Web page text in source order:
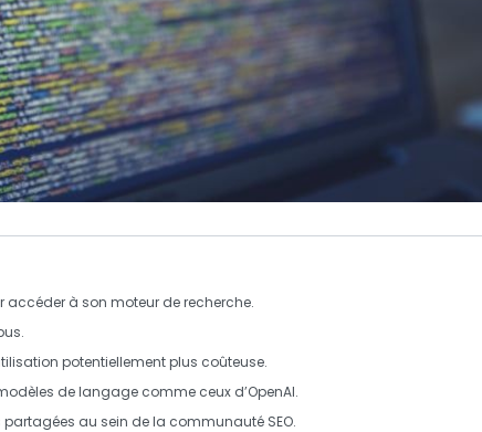
accéder à son moteur de recherche.
potentiellement plus coûteuse.
de langage comme ceux d’OpenAI.
partagées au sein de la communauté SEO.